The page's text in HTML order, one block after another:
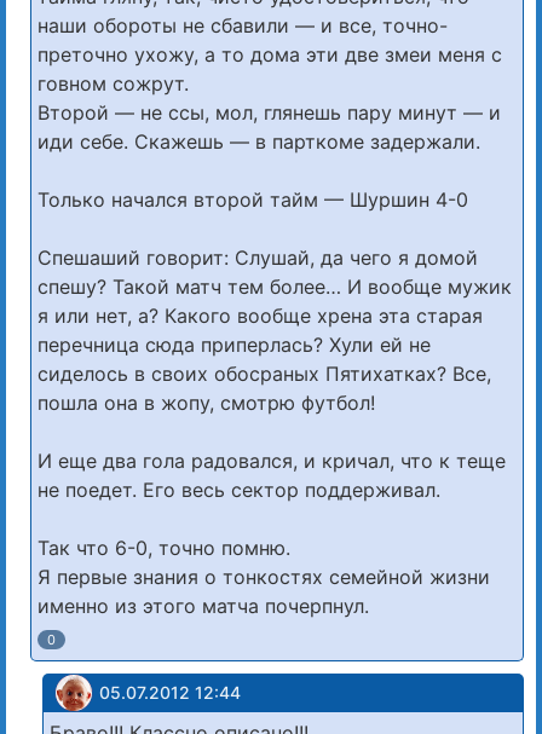
наши обороты не сбавили — и все, точно-
преточно ухожу, а то дома эти две змеи меня с
говном сожрут.
Второй — не ссы, мол, глянешь пару минут — и
иди себе. Скажешь — в парткоме задержали.
Только начался второй тайм — Шуршин 4-0
Спешаший говорит: Слушай, да чего я домой
спешу? Такой матч тем более… И вообще мужик
я или нет, а? Какого вообще хрена эта старая
перечница сюда приперлась? Хули ей не
сиделось в своих обосраных Пятихатках? Все,
пошла она в жопу, смотрю футбол!
И еще два гола радовался, и кричал, что к теще
не поедет. Его весь сектор поддерживал.
Так что 6-0, точно помню.
Я первые знания о тонкостях семейной жизни
именно из этого матча почерпнул.
0
05.07.2012 12:44